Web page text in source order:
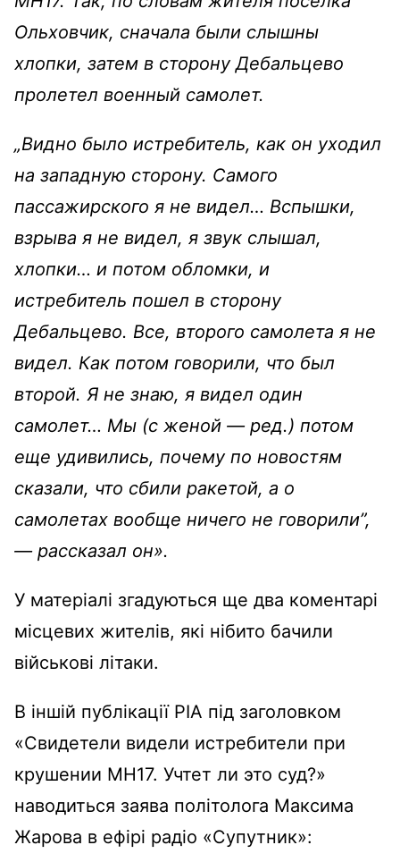
Ольховчик, сначала были слышны
хлопки, затем в сторону Дебальцево
пролетел военный самолет.
„Видно было истребитель, как он уходил
на западную сторону. Самого
пассажирского я не видел… Вспышки,
взрыва я не видел, я звук слышал,
хлопки… и потом обломки, и
истребитель пошел в сторону
Дебальцево. Все, второго самолета я не
видел. Как потом говорили, что был
второй. Я не знаю, я видел один
самолет… Мы (с женой — ред.) потом
еще удивились, почему по новостям
сказали, что сбили ракетой, а о
самолетах вообще ничего не говорили”,
— рассказал он».
У матеріалі згадуються ще два коментарі
місцевих жителів, які нібито бачили
військові літаки.
В іншій публікації РІА під заголовком
«Свидетели видели истребители при
крушении MH17. Учтет ли это суд?»
наводиться заява політолога Максима
Жарова в ефірі радіо «Супутник»: